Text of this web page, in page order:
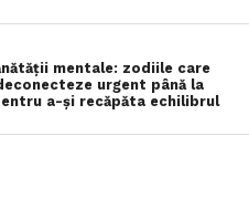
mentale: zodiile care
urgent până la
a-și recăpăta echilibrul